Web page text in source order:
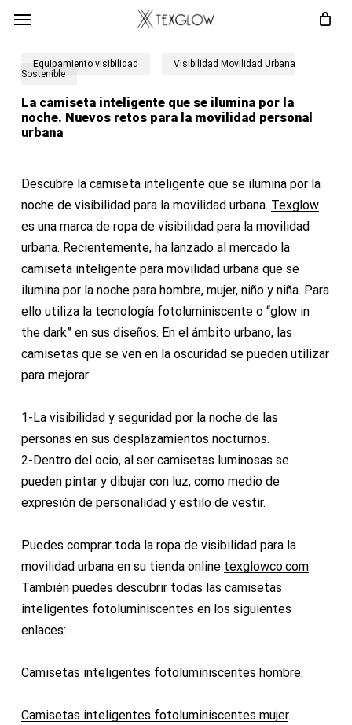
main
Equipamiento visibilidad
Visibilidad Movilidad Urbana
Sostenible
La camiseta inteligente que se ilumina por la
noche. Nuevos retos para la movilidad personal
urbana
Descubre la camiseta inteligente que se ilumina por la
noche de visibilidad para la movilidad urbana. Texglow
es una marca de ropa de visibilidad para la movilidad
urbana. Recientemente, ha lanzado al mercado la
camiseta inteligente para movilidad urbana que se
ilumina por la noche para hombre, mujer, niño y niña. Para
ello utiliza la tecnología fotoluminiscente o “glow in
the dark” en sus diseños. En el ámbito urbano, las
camisetas que se ven en la oscuridad se pueden utilizar
para mejorar:
1-La visibilidad y seguridad por la noche de las
personas en sus desplazamientos nocturnos.
2-Dentro del ocio, al ser camisetas luminosas se
pueden pintar y dibujar con luz, como medio de
expresión de personalidad y estilo de vestir.
Puedes comprar toda la ropa de visibilidad para la
movilidad urbana en su tienda online texglowco.com.
También puedes descubrir todas las camisetas
inteligentes fotoluminiscentes en los siguientes
enlaces:
Camisetas inteligentes fotoluminiscentes hombre.
Camisetas inteligentes fotoluminiscentes mujer.